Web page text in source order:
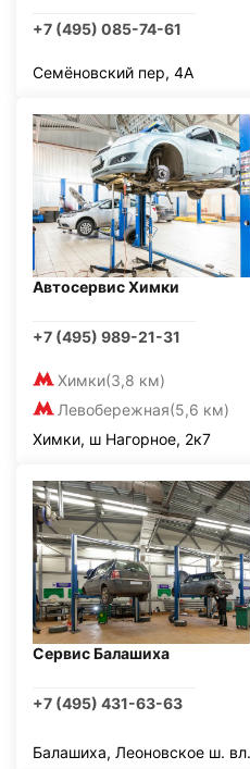
+7 (495) 085-74-61
Семёновский пер, 4А
Автосервис Химки
+7 (495) 989-21-31
Химки(3,8 км)
Левобережная(5,6 км)
Химки, ш Нагорное, 2к7
Сервис Балашиха
+7 (495) 431-63-63
Балашиха, Леоновское ш.